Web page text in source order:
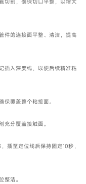
切割，确保切口平整，以增大
件的连接面平整、清洁，提高
插入深度线，以便后续精准粘
覆盖整个粘接面。
分覆盖接触面。
插至定位线后保持固定10秒，
整洁。